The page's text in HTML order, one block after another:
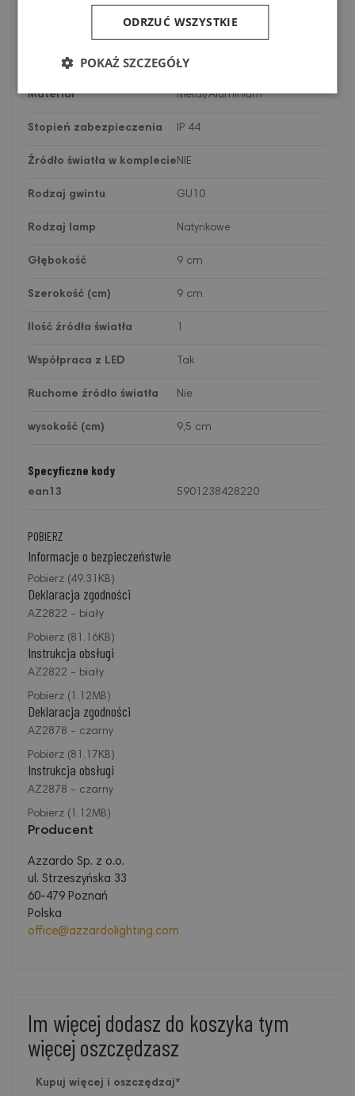
Materiał Metal/Aluminium
Stopień zabezpieczenia IP 44
Źródło światła w komplecie NIE
Rodzaj gwintu GU10
Rodzaj lamp Natynkowe
Głębokość 9 cm
Szerokość (cm) 9 cm
Ilość źródła światła
Współpraca z LED Tak
Ruchome źródło światła Nie
wysokość (cm) 9,5 cm
Specyficzne kody
ean13 5901238428220
POBIERZ
Informacje o bezpieczeństwie
Pobierz (49.31KB)
Deklaracja zgodności
AZ2822 - biały
Pobierz (81.16KB)
Instrukcja obsługi
AZ2822 - biały
Pobierz (1.12MB)
Deklaracja zgodności
AZ2878 - czarny
Pobierz (81.17KB)
Instrukcja obsługi
AZ2878 - czarny
Pobierz (1.12MB)
Producent
Azzardo Sp. z o.o.
ul. Strzeszyńska 33
60-479 Poznań
Polska
office@azzardolighting.com
Im więcej dodasz do koszyka tym
więcej oszczędzasz
Kupuj więcej i oszczędzaj*
ODRZUĆ WSZYSTKIE
POKAŻ SZCZEGÓŁY